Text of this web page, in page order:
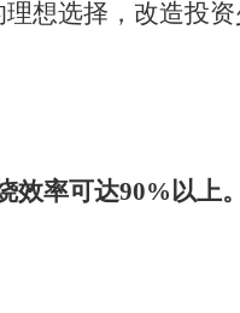
想选择，改造投
效率可达90%以上。